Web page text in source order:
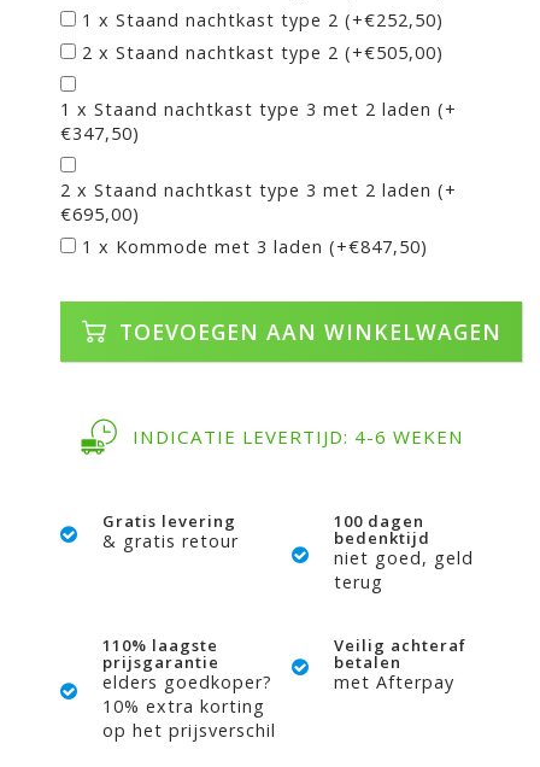
1 x Staand nachtkast type 2 (+€252,50)
2 x Staand nachtkast type 2 (+€505,00)
1 x Staand nachtkast type 3 met 2 laden (+
€347,50)
2 x Staand nachtkast type 3 met 2 laden (+
€695,00)
1 x Kommode met 3 laden (+€847,50)
TOEVOEGEN AAN WINKELWAGEN
INDICATIE LEVERTIJD: 4-6 WEKEN
Gratis levering
& gratis retour
100 dagen
bedenktijd
niet goed, geld
terug
110% laagste
prijsgarantie
elders goedkoper?
10% extra korting
op het prijsverschil
Veilig achteraf
betalen
met Afterpay